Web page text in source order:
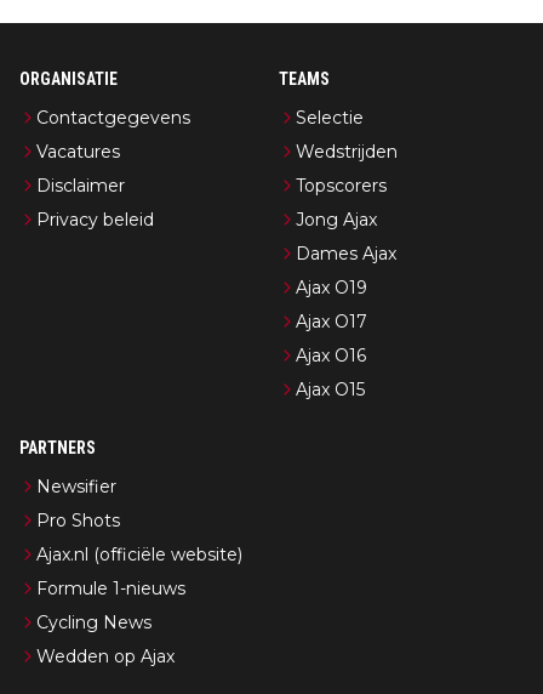
ORGANISATIE
Contactgegevens
Vacatures
Disclaimer
Privacy beleid
TEAMS
Selectie
Wedstrijden
Topscorers
Jong Ajax
Dames Ajax
Ajax O19
Ajax O17
Ajax O16
Ajax O15
PARTNERS
Newsifier
Pro Shots
Ajax.nl (officiële website)
Formule 1-nieuws
Cycling News
Wedden op Ajax